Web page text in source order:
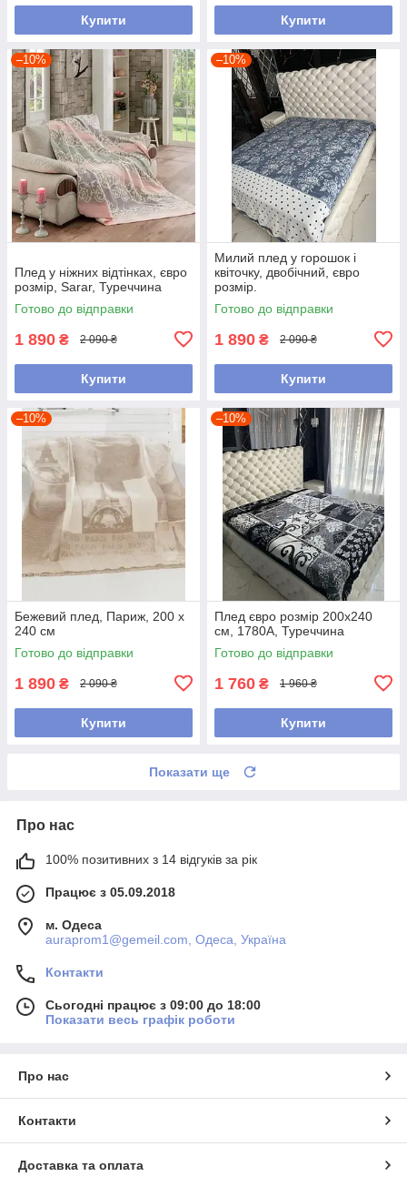
Купити Купити
–10%
Плед у ніжних відтінках, євро
розмір, Sarar, Туреччина
Готово до відправки
1 890 ₴ 2 090 ₴
Купити
–10%
Милий плед у горошок і
квіточку, двобічний, євро
розмір.
Готово до відправки
1 890 ₴ 2 090 ₴
Купити
–10%
Бежевий плед, Париж, 200 х
240 см
Готово до відправки
1 890 ₴ 2 090 ₴
Купити
–10%
Плед євро розмір 200х240
см, 1780A, Туреччина
Готово до відправки
1 760 ₴ 1 960 ₴
Купити
Показати ще
Про нас
100% позитивних з 14 відгуків за рік
Працює з 05.09.2018
м. Одеса
auraprom1@gemeil.com, Одеса, Україна
Контакти
Сьогодні працює з 09:00 до 18:00
Показати весь графік роботи
Про нас
Контакти
Доставка та оплата